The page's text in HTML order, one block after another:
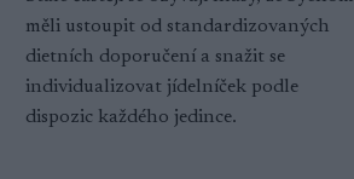
měli ustoupit od standardizovaných
dietních doporučení a snažit se
individualizovat jídelníček podle
dispozic každého jedince.